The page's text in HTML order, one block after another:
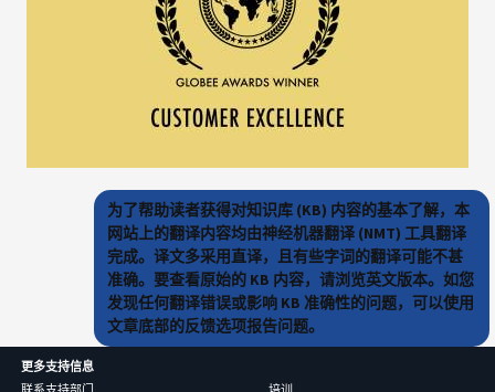
为了帮助读者获得对知识库 (KB) 内容的基本了解，本
网站上的翻译内容均由神经机器翻译 (NMT) 工具翻译
完成。译文多采用直译，且有些字词的翻译可能不甚
准确。要查看原始的 KB 内容，请浏览英文版本。如您
发现任何翻译错误或影响 KB 准确性的问题，可以使用
文章底部的反馈选项报告问题。
更多支持信息